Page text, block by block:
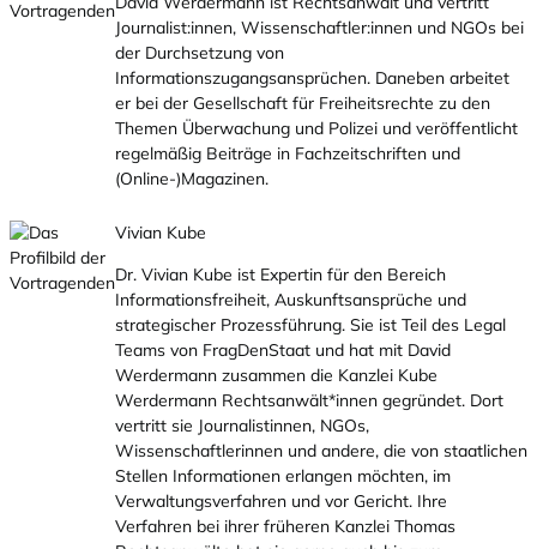
Journalist:innen, Wissenschaftler:innen und NGOs bei
der Durchsetzung von
Informationszugangsansprüchen. Daneben arbeitet
er bei der Gesellschaft für Freiheitsrechte zu den
Themen Überwachung und Polizei und veröffentlicht
regelmäßig Beiträge in Fachzeitschriften und
(Online-)Magazinen.
Vivian Kube
Dr. Vivian Kube ist Expertin für den Bereich
Informationsfreiheit, Auskunftsansprüche und
strategischer Prozessführung. Sie ist Teil des Legal
Teams von FragDenStaat und hat mit David
Werdermann zusammen die Kanzlei Kube
Werdermann Rechtsanwält*innen gegründet. Dort
vertritt sie Journalistinnen, NGOs,
Wissenschaftlerinnen und andere, die von staatlichen
Stellen Informationen erlangen möchten, im
Verwaltungsverfahren und vor Gericht. Ihre
Verfahren bei ihrer früheren Kanzlei Thomas